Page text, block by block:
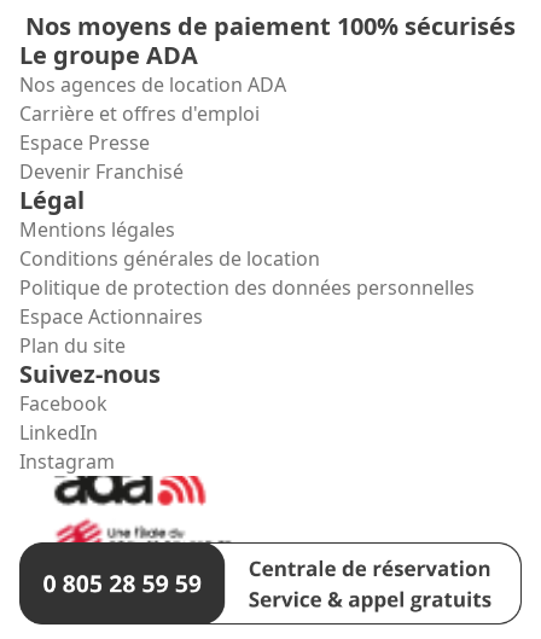
Nos moyens de paiement 100% sécurisés
Le groupe ADA
Nos agences de location ADA
Carrière et offres d'emploi
Espace Presse
Devenir Franchisé
Légal
Mentions légales
Conditions générales de location
Politique de protection des données personnelles
Espace Actionnaires
Plan du site
Suivez-nous
Facebook
LinkedIn
Instagram